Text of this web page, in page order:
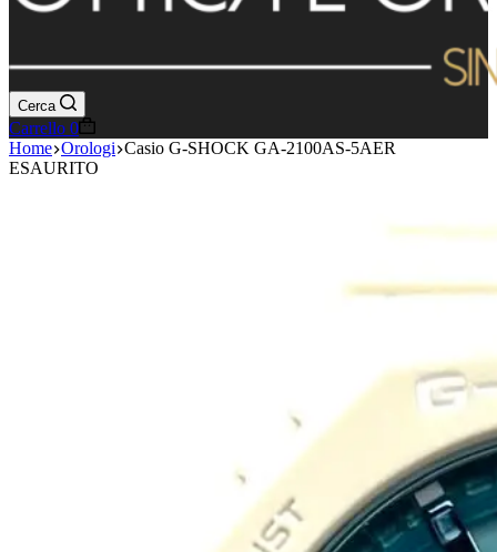
Cerca
Carrello 0
Home Orologi Casio G-SHOCK GA-2100AS-5AER
ESAURITO